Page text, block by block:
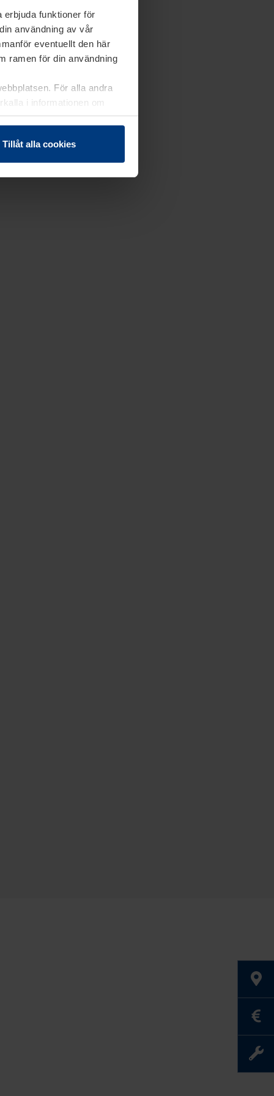
erbjuda funktioner för
användning av vår
eventuellt den här
ramen för din användning
För alla andra
i informationen om
Tillåt alla cookies